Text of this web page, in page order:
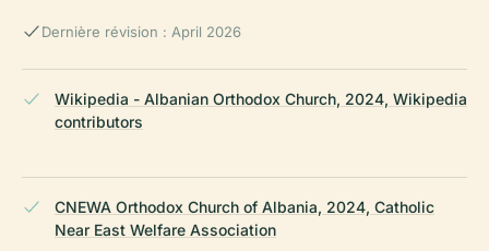
Dernière révision : April 2026
Wikipedia - Albanian Orthodox Church, 2024, Wikipedia
contributors
CNEWA Orthodox Church of Albania, 2024, Catholic
Near East Welfare Association